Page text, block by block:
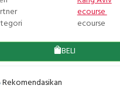
ecourse
ecourse
BELI
Rekomendasikan